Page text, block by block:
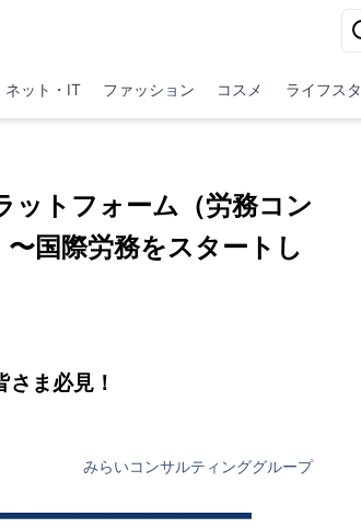
ネット・IT ファッション コスメ ライフス
ットフォーム（労務コン
国際労務をスタートし
ま必見！
みらいコンサルティンググループ